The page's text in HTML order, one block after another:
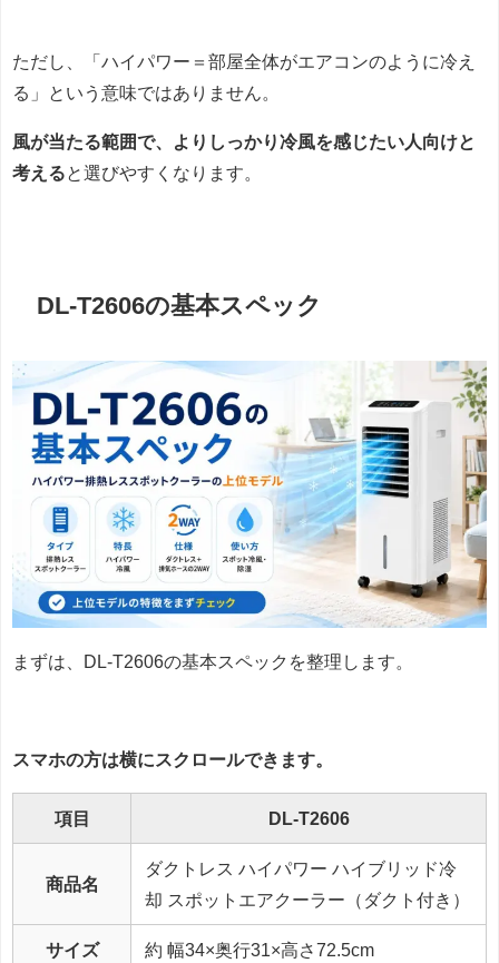
ただし、「ハイパワー＝部屋全体がエアコンのように冷え
る」という意味ではありません。
風が当たる範囲で、よりしっかり冷風を感じたい人向けと
考える と選びやすくなります。
DL-T2606の基本スペック
まずは、DL-T2606の基本スペックを整理します。
スマホの方は横にスクロールできます。
項目 DL-T2606
商品名
ダクトレス ハイパワー ハイブリッド冷
却 スポットエアクーラー（ダクト付き）
サイズ 約 幅34×奥行31×高さ72.5cm